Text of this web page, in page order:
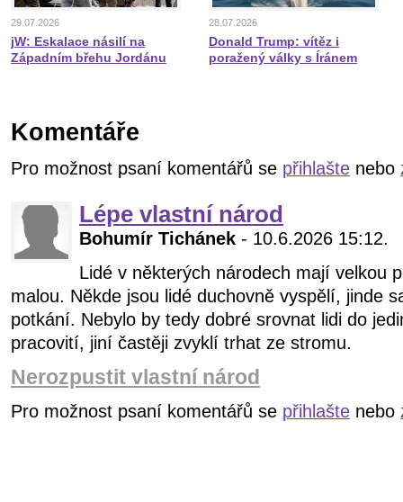
29.07.2026
jW: Eskalace násilí na
Západním břehu Jordánu
28.07.2026
Donald Trump: vítěz i
poražený války s Íránem
Komentáře
Pro možnost psaní komentářů se přihlašte nebo
Lépe vlastní národ
Bohumír Tichánek - 10.6.2026 15:12.
Lidé v některých národech mají velkou
malou. Někde jsou lidé duchovně vyspělí, jinde
potkání. Nebylo by tedy dobré srovnat lidi do
pracovití, jiní častěji zvyklí trhat ze stromu.
Nerozpustit vlastní národ
Pro možnost psaní komentářů se přihlašte nebo